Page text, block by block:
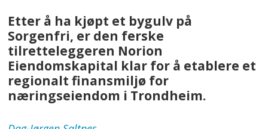
Etter å ha kjøpt et bygulv på
Sorgenfri, er den ferske
tilretteleggeren Norion
Eiendomskapital klar for å etablere et
regionalt finansmiljø for
næringseiendom i Trondheim.